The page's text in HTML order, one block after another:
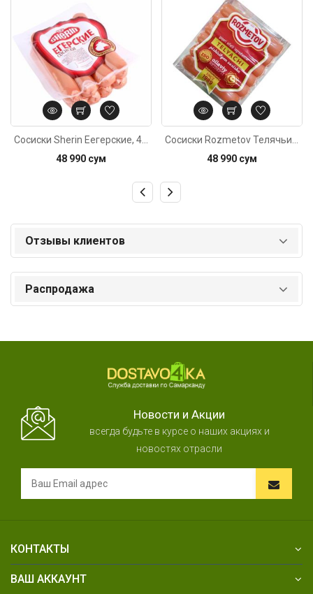
48 990 сум
48 990 сум
Отзывы клиентов
Распродажа
Новости и Акции
всегда будьте в курсе о наших акциях и
новостях отрасли
КОНТАКТЫ
ВАШ АККАУНТ